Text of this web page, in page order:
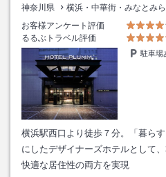
神奈川県 横浜・中華街・みなとみ
お客様アンケート評価
るるぶトラベル評価
駐車場
横浜駅西口より徒歩７分。「暮ら
にしたデザイナーズホテルとして
快適な居住性の両方を実現